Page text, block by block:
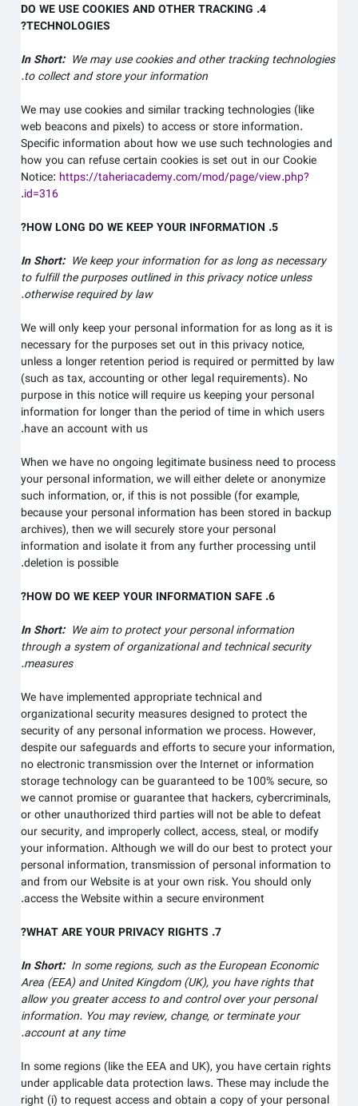
4. DO WE USE COOKIES AND OTHER TRACKING
TECHNOLOGIES?
In Short:We may use cookies and other tracking technologies
to collect and store your information.
We may use cookies and similar tracking technologies (like
web beacons and pixels) to access or store information.
Specific information about how we use such technologies and
how you can refuse certain cookies is set out in our Cookie
Notice:https://taheriacademy.com/mod/page/view.php?
id=316
.
In Short:We keep your information for as long as necessary
to fulfill the purposes outlined in this privacy notice unless
otherwise required by law.
We will only keep your personal information for as long as it is
necessary for the purposes set out in this privacy notice,
unless a longer retention period is required or permitted by law
(such as tax, accounting or other legal requirements). No
purpose in this notice will require us keeping your personal
information for longer thanthe period of time in which users
have an account with us
.
When we have no ongoing legitimate business need to process
your personal information, we will either delete or anonymize
such information, or, if this is not possible (for example,
because your personal information has been stored in backup
archives), then we will securely store your personal
information and isolate it from any further processing until
deletion is possible.
In Short:We aim to protect your personal information
through a system of organizational and technical security
measures.
We have implemented appropriate technical and
organizational security measures designed to protect the
security of any personal information we process. However,
despite our safeguards and efforts to secure your information,
no electronic transmission over the Internet or information
storage technology can be guaranteed to be 100% secure, so
we cannot promise or guarantee that hackers, cybercriminals,
or other unauthorized third parties will not be able to defeat
our security, and improperly collect, access, steal, or modify
your information. Although we will do our best to protect your
personal information, transmission of personal information to
and from ourWebsiteis at your own risk. You should only
access theWebsitewithin a secure environment.
In Short: In some regions, such as the European Economic
Area (EEA) and United Kingdom (UK), you have rights that
allow you greater access to and control over your personal
information.You may review, change, or terminate your
account at any time.
In some regions (like the EEA and UK), you have certain rights
under applicable data protection laws. These may include the
right (i) to request access and obtain a copy of your personal